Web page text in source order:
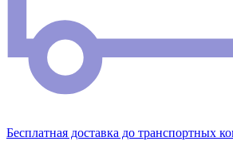
Бесплатная доставка до транспортных